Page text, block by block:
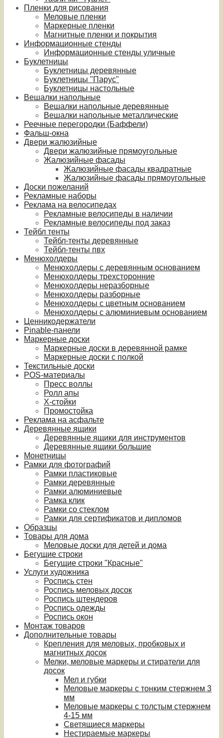
Пленки для рисования
Меловые пленки
Маркерные пленки
Магнитные пленки и покрытия
Информационные стенды
Информационные стенды уличные
Буклетницы
Буклетницы деревянные
Буклетницы "Парус"
Буклетницы настольные
Вешалки напольные
Вешалки напольные деревянные
Вешалки напольные металлические
Реечные перегородки (Баффели)
Фальш-окна
Двери жалюзийные
Двери жалюзийные прямоугольные
Жалюзийные фасады
Жалюзийные фасады квадратные
Жалюзийные фасады прямоугольные
Доски пожеланий
Рекламные наборы
Реклама на велосипедах
Рекламные велосипеды в наличии
Рекламные велосипеды под заказ
Тейбл тенты
Тейбл-тенты деревянные
Тейбл-тенты пвх
Менюхолдеры
Менюхолдеры с деревянным основанием
Менюхолдеры трехсторонние
Менюхолдеры неразборные
Менюхолдеры разборные
Менюхолдеры с цветным основанием
Менюхолдеры с алюминиевым основанием
Ценникодержатели
Pinable-панели
Маркерные доски
Маркерные доски в деревянной рамке
Маркерные доски с полкой
Текстильные доски
POS-материалы
Пресс воллы
Ролл апы
Х-стойки
Промостойка
Реклама на асфальте
Деревянные ящики
Деревянные ящики для инструментов
Деревянные ящики большие
Монетницы
Рамки для фотографий
Рамки пластиковые
Рамки деревянные
Рамки алюминиевые
Рамка клик
Рамки со стеклом
Рамки для сертификатов и дипломов
Образцы
Товары для дома
Меловые доски для детей и дома
Бегущие строки
Бегущие строки "Красные"
Услуги художника
Роспись стен
Роспись меловых досок
Роспись штендеров
Роспись одежды
Роспись окон
Монтаж товаров
Дополнительные товары
Крепления для меловых, пробковых и
магнитных досок
Мелки, меловые маркеры и стиратели для
досок
Мел и губки
Меловые маркеры с тонким стержнем 3
мм
Меловые маркеры с толстым стержнем
4-15 мм
Светящиеся маркеры
Нестираемые маркеры